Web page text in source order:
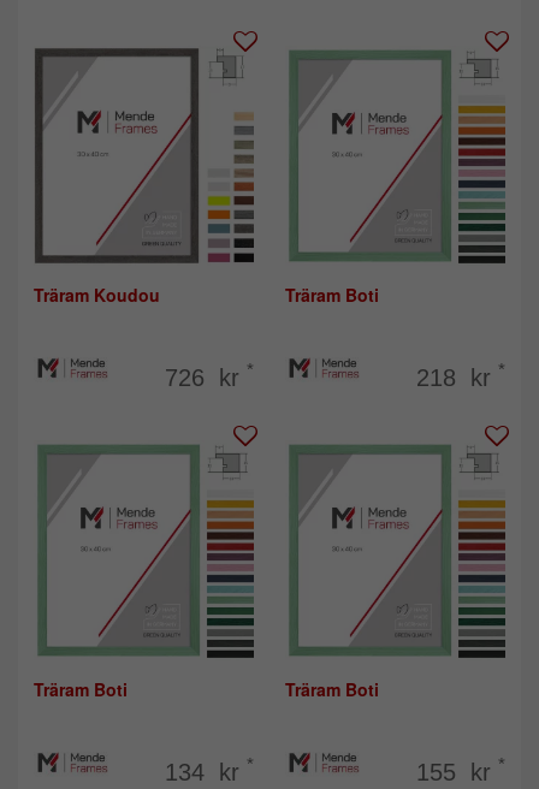
Träram Koudou
726 kr *
Träram Boti
218 kr *
Träram Boti
134 kr *
Träram Boti
155 kr *